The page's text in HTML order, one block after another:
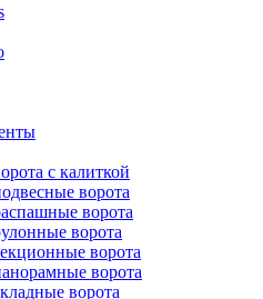
с калиткой
ворота
ворота
ворота
ворота
ворота
ворота